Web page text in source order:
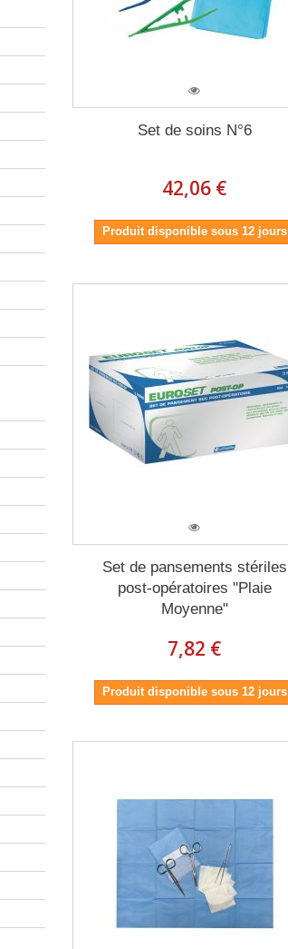
Set de soins N°6
42,06 €
Produit disponible sous 12 jours
Set de pansements stériles
post-opératoires "Plaie
Moyenne"
7,82 €
Produit disponible sous 12 jours